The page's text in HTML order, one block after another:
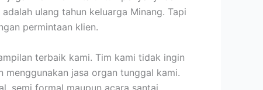
ulang tahun keluarga Minang. Tapi
permintaan klien.
terbaik kami. Tim kami tidak ingin
jasa organ tunggal kami.
semi formal maupun acara santai.